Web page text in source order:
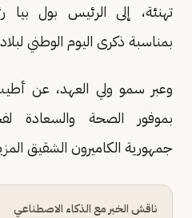
تهنئة، إلى الرئيس بول بيا
بمناسبة ذكرى اليوم الوطني
وعبر سمو ولي العهد، عن
بموفور الصحة والسعادة
جمهورية الكاميرون الشقيق
ناقش الخبر مع الذكاء الاصطناعي